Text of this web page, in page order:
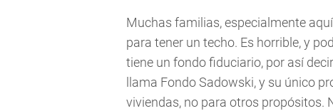
Muchas familias, especialmente
para tener un techo. Es horrible, y
tiene un fondo fiduciario, por así
llama Fondo Sadowski, y su único
viviendas, no para otros propósitos.